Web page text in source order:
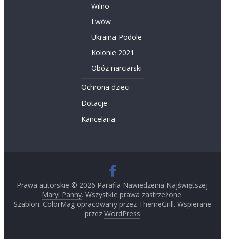
Wilno
Lwów
Ukraina-Podole
Kolonie 2021
Obóz narciarski
Ochrona dzieci
Dotacje
Kancelaria
Prawa autorskie © 2026 Parafia Nawiedzenia Najświętszej
Maryi Panny. Wszystkie prawa zastrzeżone.
Szablon: ColorMagopracowany przez ThemeGrill. Wspierane
przez WordPress